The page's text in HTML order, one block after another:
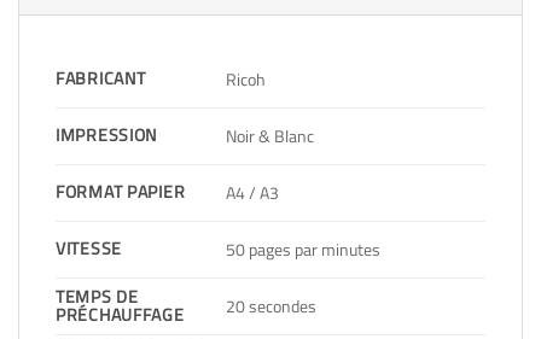
FABRICANT Ricoh
IMPRESSION Noir & Blanc
FORMAT PAPIER A4 / A3
VITESSE
50 pages par minutes
TEMPS DE
PRÉCHAUFFAGE
20 secondes